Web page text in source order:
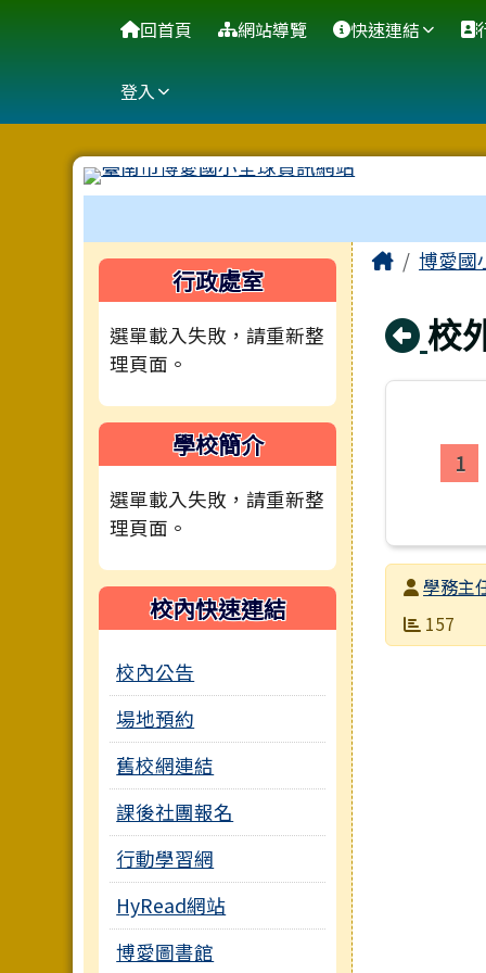
臺南市博愛國小全球資
導覽列 回首頁 網站導覽 快速連結
登入
左邊區域內容
行政處室
選單載入失敗，請重新整
理頁面。
學校簡介
選單載入失敗，請重新整
理頁面。
校內快速連結
校內公告
場地預約
舊校網連結
課後社團報名
行動學習網
HyRead網站
博愛圖書館
主內容
Home博愛國
回
校
發布者學務主
發布日期
瀏覽次數
157
頁尾區域